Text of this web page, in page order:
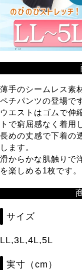
薄手のシームレス素
ペチパンツの登場で
ウエストはゴムで伸
トで窮屈感なく着用
長めの丈感で下着の
します。
滑からかな肌触りで
を楽しめる1枚です。
サイズ
LL,3L,4L,5L
実寸（cm）